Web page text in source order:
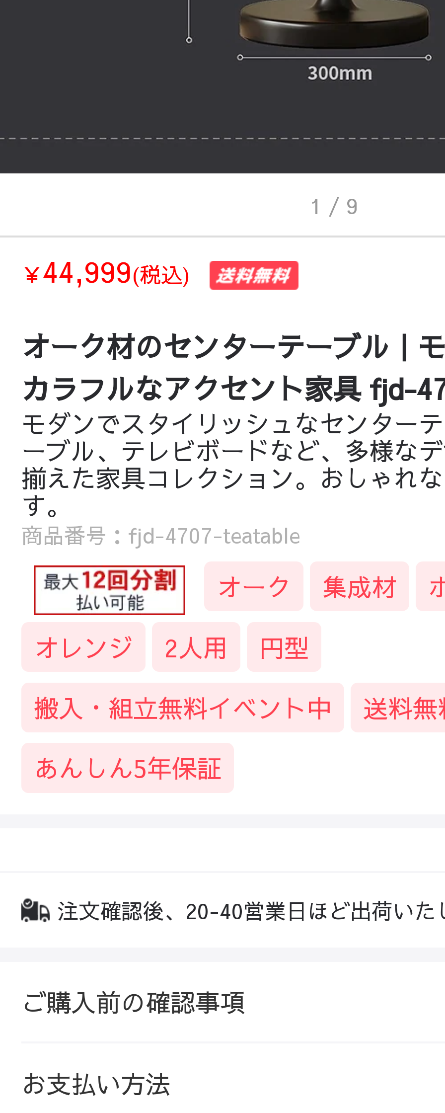
1 / 9
￥44,999(税込)
オーク材のセンターテーブル｜
カラフルなアクセント家具 fjd-
モダンでスタイリッシュなセンター
ーブル、テレビボードなど、多様な
揃えた家具コレクション。おしゃれ
す。
商品番号：fjd-4707-teatable
オーク 集成材
オレンジ
2人用
円型
搬入・組立無料イベント中
送料無
あんしん5年保証
注文確認後、20-40営業日ほど出荷いた
ご購入前の確認事項
お支払い方法